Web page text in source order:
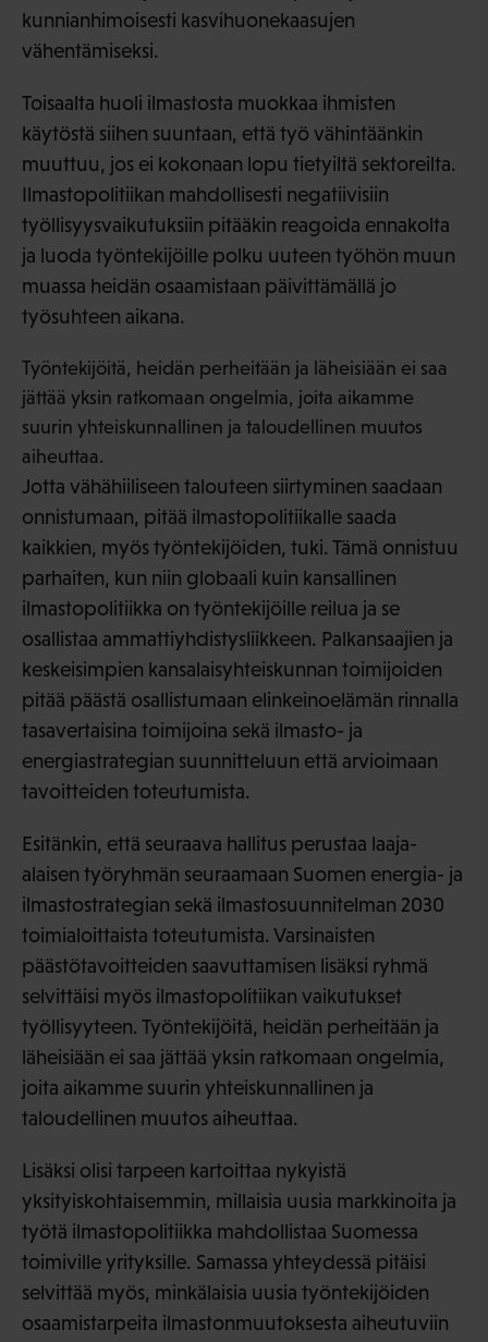
kunnianhimoisesti kasvihuonekaasujen
vähentämiseksi.
Toisaalta huoli ilmastosta muokkaa ihmisten
käytöstä siihen suuntaan, että työ vähintäänkin
muuttuu, jos ei kokonaan lopu tietyiltä sektoreilta.
Ilmastopolitiikan mahdollisesti negatiivisiin
työllisyysvaikutuksiin pitääkin reagoida ennakolta
ja luoda työntekijöille polku uuteen työhön muun
muassa heidän osaamistaan päivittämällä jo
työsuhteen aikana.
Työntekijöitä, heidän perheitään ja läheisiään ei saa
jättää yksin ratkomaan ongelmia, joita aikamme
suurin yhteiskunnallinen ja taloudellinen muutos
aiheuttaa.
Jotta vähähiiliseen talouteen siirtyminen saadaan
onnistumaan, pitää ilmastopolitiikalle saada
kaikkien, myös työntekijöiden, tuki. Tämä onnistuu
parhaiten, kun niin globaali kuin kansallinen
ilmastopolitiikka on työntekijöille reilua ja se
osallistaa ammattiyhdistysliikkeen. Palkansaajien ja
keskeisimpien kansalaisyhteiskunnan toimijoiden
pitää päästä osallistumaan elinkeinoelämän rinnalla
tasavertaisina toimijoina sekä ilmasto- ja
energiastrategian suunnitteluun että arvioimaan
tavoitteiden toteutumista.
Esitänkin, että seuraava hallitus perustaa laaja-
alaisen työryhmän seuraamaan Suomen energia- ja
ilmastostrategian sekä ilmastosuunnitelman 2030
toimialoittaista toteutumista. Varsinaisten
päästötavoitteiden saavuttamisen lisäksi ryhmä
selvittäisi myös ilmastopolitiikan vaikutukset
työllisyyteen. Työntekijöitä, heidän perheitään ja
läheisiään ei saa jättää yksin ratkomaan ongelmia,
joita aikamme suurin yhteiskunnallinen ja
taloudellinen muutos aiheuttaa.
Lisäksi olisi tarpeen kartoittaa nykyistä
yksityiskohtaisemmin, millaisia uusia markkinoita ja
työtä ilmastopolitiikka mahdollistaa Suomessa
toimiville yrityksille. Samassa yhteydessä pitäisi
selvittää myös, minkälaisia uusia työntekijöiden
osaamistarpeita ilmastonmuutoksesta aiheutuviin